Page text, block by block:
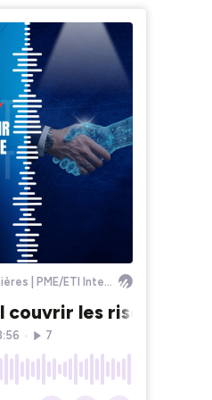
Business Sans Frontières | PME/ETI Internationales, Dirigeants & Risques de change (De meilleurs taux de change pour de meilleurs résultats)
couvrir les risques de
7